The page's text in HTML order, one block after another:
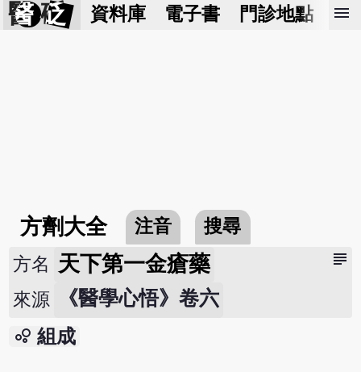
醫 砭 資料庫 電子書 門診地點 預
menu
方劑大全 注音 搜尋
subject
方名 天下第一金瘡藥
來源 《醫學心悟》卷六
bubble_chart 組成